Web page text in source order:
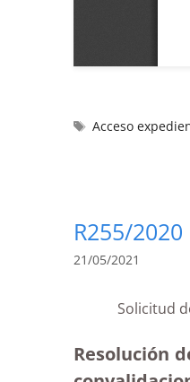
Acceso
R255/2020
21/05/2021
Solicitud
Resolución